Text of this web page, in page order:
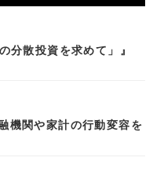
分散投資を求めて」』
機関や家計の行動変容を